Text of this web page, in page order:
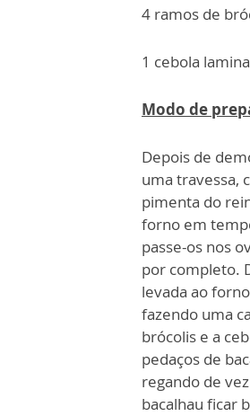
4 ramos de
1 cebola
Modo de
Depois de
uma travessa,
pimenta do
forno em
passe-os nos
por completo.
levada ao
fazendo uma
brócolis e a
pedaços de
regando de
bacalhau ficar